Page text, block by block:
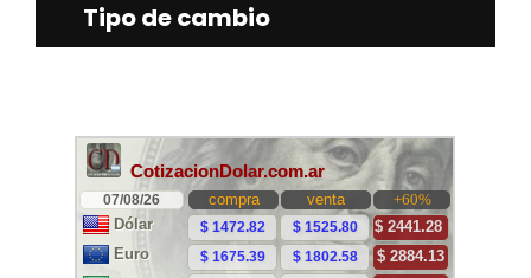
Tipo de cambio